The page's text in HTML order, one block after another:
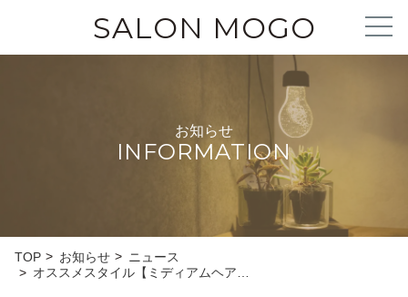
SALON MOGO
お知らせ
INFORMATION
TOP お知らせ
ニュース
オススメスタイル【ミディアムヘア…